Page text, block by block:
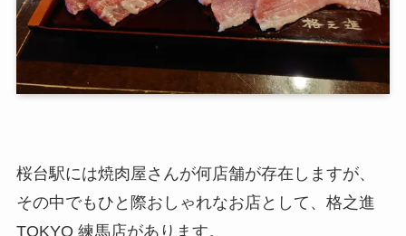
桜台駅には焼肉屋さんが何店舗が存在しますが、
その中でもひと際おしゃれなお店として、格之進
TOKYO 練馬店があります。